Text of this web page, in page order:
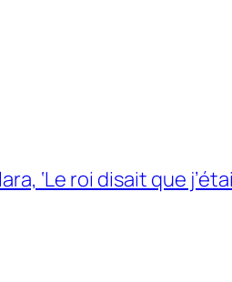
‘Le roi disait que